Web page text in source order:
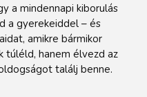
a mindennapi kiborulás
a gyerekeiddel – és
amikre bármikor
túléld, hanem élvezd az
találj benne.